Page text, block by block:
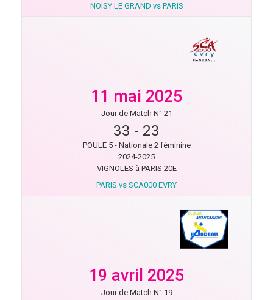
NOISY LE GRAND vs PARIS
11 mai 2025
Jour de Match N° 21
33 - 23
POULE 5 - Nationale 2 féminine
2024-2025
VIGNOLES à PARIS 20E
PARIS vs SCA000 EVRY
19 avril 2025
Jour de Match N° 19